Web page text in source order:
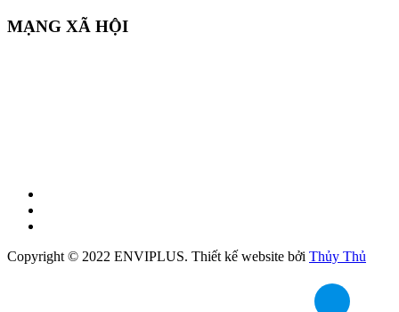
MẠNG XÃ HỘI
Copyright © 2022 ENVIPLUS. Thiết kế website bởi Thủy Thủ